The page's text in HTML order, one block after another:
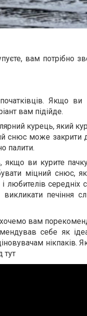
вам потрібно
Якщо ви
вам підійде.
курець, який
снюс може закрити
палити.
якщо ви курите
міцний снюс,
любителів середніх
печіння
вам
себе як
нікпаків.
тут